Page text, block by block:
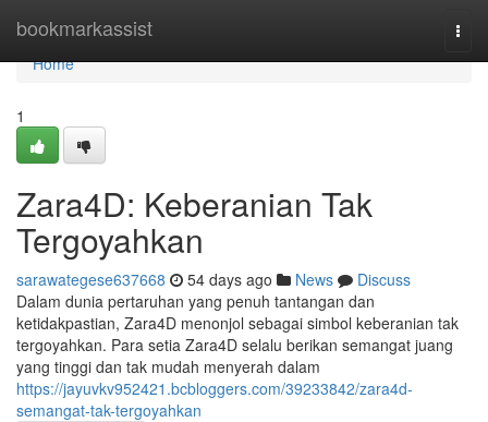
bookmarkassist
Home
Home
1
Zara4D: Keberanian Tak
Tergoyahkan
sarawategese637668 54 days ago News
Discuss
Dalam dunia pertaruhan yang penuh tantangan dan
ketidakpastian, Zara4D menonjol sebagai simbol keberanian tak
tergoyahkan. Para setia Zara4D selalu berikan semangat juang
yang tinggi dan tak mudah menyerah dalam
https://jayuvkv952421.bcbloggers.com/39233842/zara4d-
semangat-tak-tergoyahkan